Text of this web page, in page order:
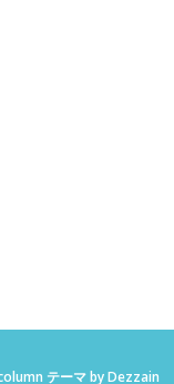
テーマ by Dezzain